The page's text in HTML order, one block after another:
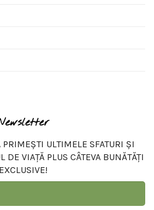
ULTIMELE SFATURI ȘI
DE VIAȚĂ PLUS CÂTEVA BUNĂTĂȚI
EXCLUSIVE!